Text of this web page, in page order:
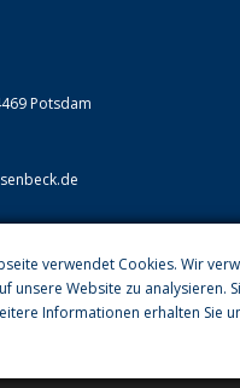
Potsdam
verwendet Cookies. Wir
unsere Website zu analysieren.
Informationen erhalten Sie